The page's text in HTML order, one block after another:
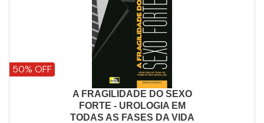
50% OFF
A FRAGILIDADE DO SEXO
FORTE - UROLOGIA EM
TODAS AS FASES DA VIDA